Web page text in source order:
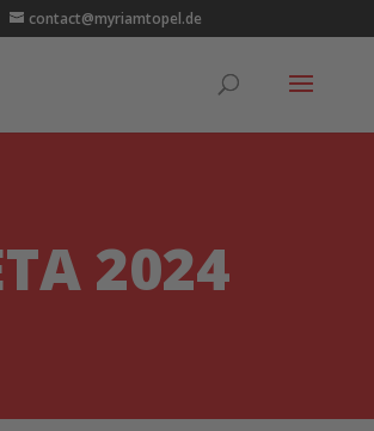
contact@myriamtopel.de
2024